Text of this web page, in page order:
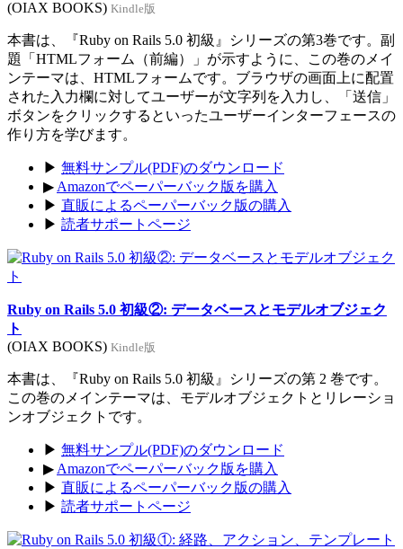
(OIAX BOOKS) Kindle版
本書は、『Ruby on Rails 5.0 初級』シリーズの第3巻です。副
題「HTMLフォーム（前編）」が示すように、この巻のメイ
ンテーマは、HTMLフォームです。ブラウザの画面上に配置
された入力欄に対してユーザーが文字列を入力し、「送信」
ボタンをクリックするといったユーザーインターフェースの
作り方を学びます。
▶ 無料サンプル(PDF)のダウンロード
▶ Amazonでペーパーバック版を購入
▶ 直販によるペーパーバック版の購入
▶ 読者サポートページ
Ruby on Rails 5.0 初級②: データベースとモデルオブジェク
ト
(OIAX BOOKS) Kindle版
本書は、『Ruby on Rails 5.0 初級』シリーズの第 2 巻です。
この巻のメインテーマは、モデルオブジェクトとリレーショ
ンオブジェクトです。
▶ 無料サンプル(PDF)のダウンロード
▶ Amazonでペーパーバック版を購入
▶ 直販によるペーパーバック版の購入
▶ 読者サポートページ